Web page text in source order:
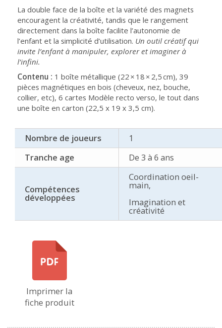
La double face de la boîte et la variété des magnets
encouragent la créativité, tandis que le rangement
directement dans la boîte facilite l’autonomie de
l’enfant et la simplicité d’utilisation. Un outil créatif qui
invite l’enfant à manipuler, explorer et imaginer à
l’infini.
Contenu : 1 boîte métallique (22 × 18 × 2,5 cm), 39
pièces magnétiques en bois (cheveux, nez, bouche,
collier, etc), 6 cartes Modèle recto verso, le tout dans
une boîte en carton (22,5 x 19 x 3,5 cm).
Nombre de joueurs
1
Tranche age
De 3 à 6 ans
Compétences
développées
Coordination oeil-
main,
Imagination et
créativité
Imprimer la
fiche produit